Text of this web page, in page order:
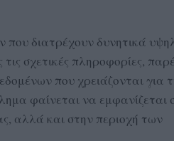
που διατρέχουν δυνητικά
σχετικές πληροφορίες,
που χρειάζονται για
φαίνεται να εμφανίζεται
αλλά και στην περιοχή των